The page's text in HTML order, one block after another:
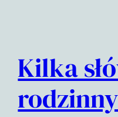
Kilka